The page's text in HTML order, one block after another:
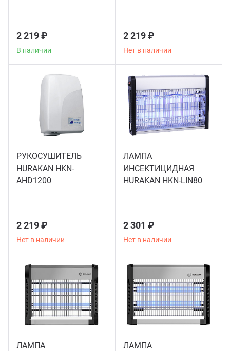
2 219 ₽
В наличии
2 219 ₽
Нет в наличии
РУКОСУШИТЕЛЬ
HURAKAN HKN-
AHD1200
2 219 ₽
Нет в наличии
ЛАМПА
ИНСЕКТИЦИДНАЯ
HURAKAN HKN-LIN80
2 301 ₽
Нет в наличии
ЛАМПА
ЛАМПА